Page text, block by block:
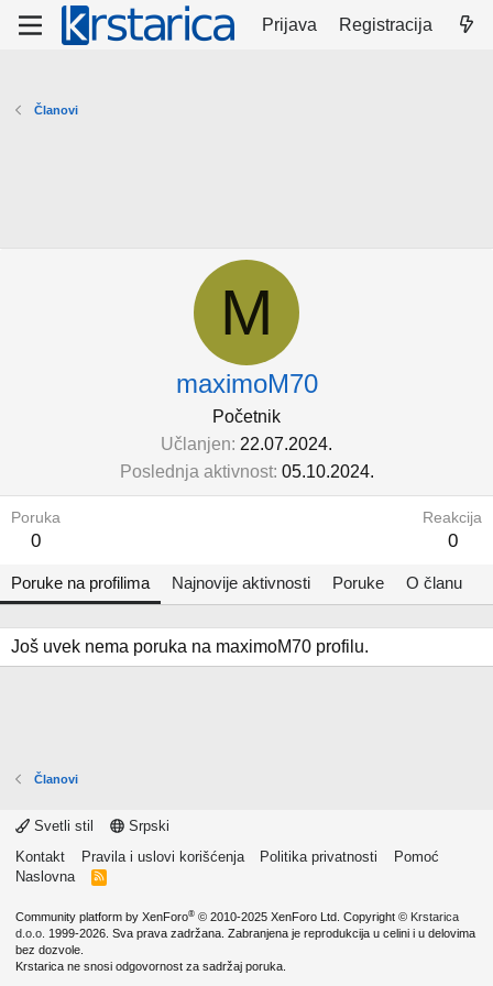
Prijava Registracija
Članovi
M
maximoM70
Početnik
Učlanjen 22.07.2024.
Poslednja aktivnost 05.10.2024.
Poruka
0
Reakcija
0
Poruke na profilima Najnovije aktivnosti Poruke O članu
Još uvek nema poruka na maximoM70 profilu.
Članovi
Svetli stil
Srpski
Kontakt
Pravila i uslovi korišćenja Politika privatnosti
Pomoć
Naslovna
R
Community platform by XenForo® © 2010-2025 XenForo Ltd. Copyright © Krstarica
d.o.o. 1999-2026. Sva prava zadržana. Zabranjena je reprodukcija u celini i u delovima
bez dozvole.
Krstarica ne snosi odgovornost za sadržaj poruka.